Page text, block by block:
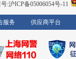
:沪ICP备05006054号-11
服务 供应商平台